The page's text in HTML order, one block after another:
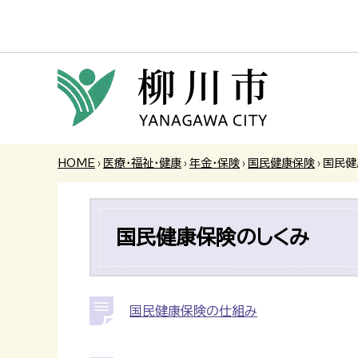
HOME › 医療・福祉・健康 › 年金・保険 › 国民健康保険 › 国民
国民健康保険のしくみ
国民健康保険の仕組み